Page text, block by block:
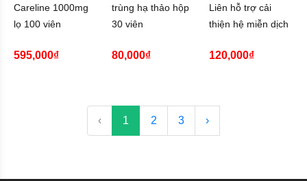
Careline 1000mg
lọ 100 viên
595,000₫
trùng hạ thảo hộp
30 viên
80,000₫
Liên hỗ trợ cải
thiện hệ miễn dịch
120,000₫
‹ 1 2 3 ›